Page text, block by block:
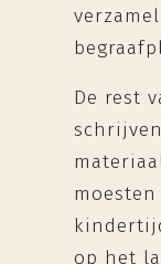
De rest
op het